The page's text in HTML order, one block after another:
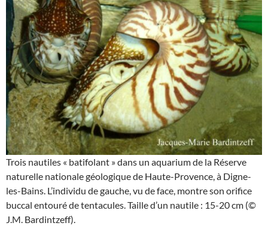
Trois nautiles « batifolant » dans un aquarium de la Réserve
naturelle nationale géologique de Haute-Provence, à Digne-
les-Bains. L’individu de gauche, vu de face, montre son orifice
buccal entouré de tentacules. Taille d’un nautile : 15-20 cm (©
J.M. Bardintzeff).